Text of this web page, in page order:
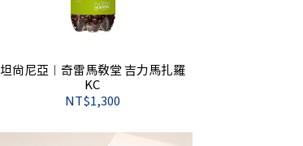
坦尚尼亞︱奇雷馬教堂 吉力馬扎羅
KC
NT$1,300